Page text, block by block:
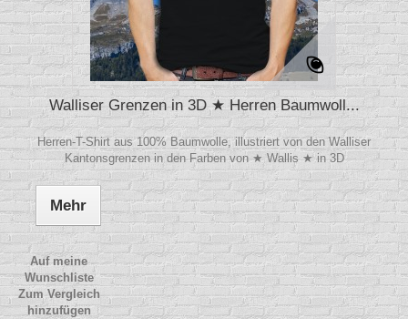
Walliser Grenzen in 3D ★ Herren Baumwoll...
Herren-T-Shirt aus 100% Baumwolle, illustriert von den Walliser
Kantonsgrenzen in den Farben von ★ Wallis ★ in 3D
Mehr
Auf meine
Wunschliste
Zum Vergleich
hinzufügen